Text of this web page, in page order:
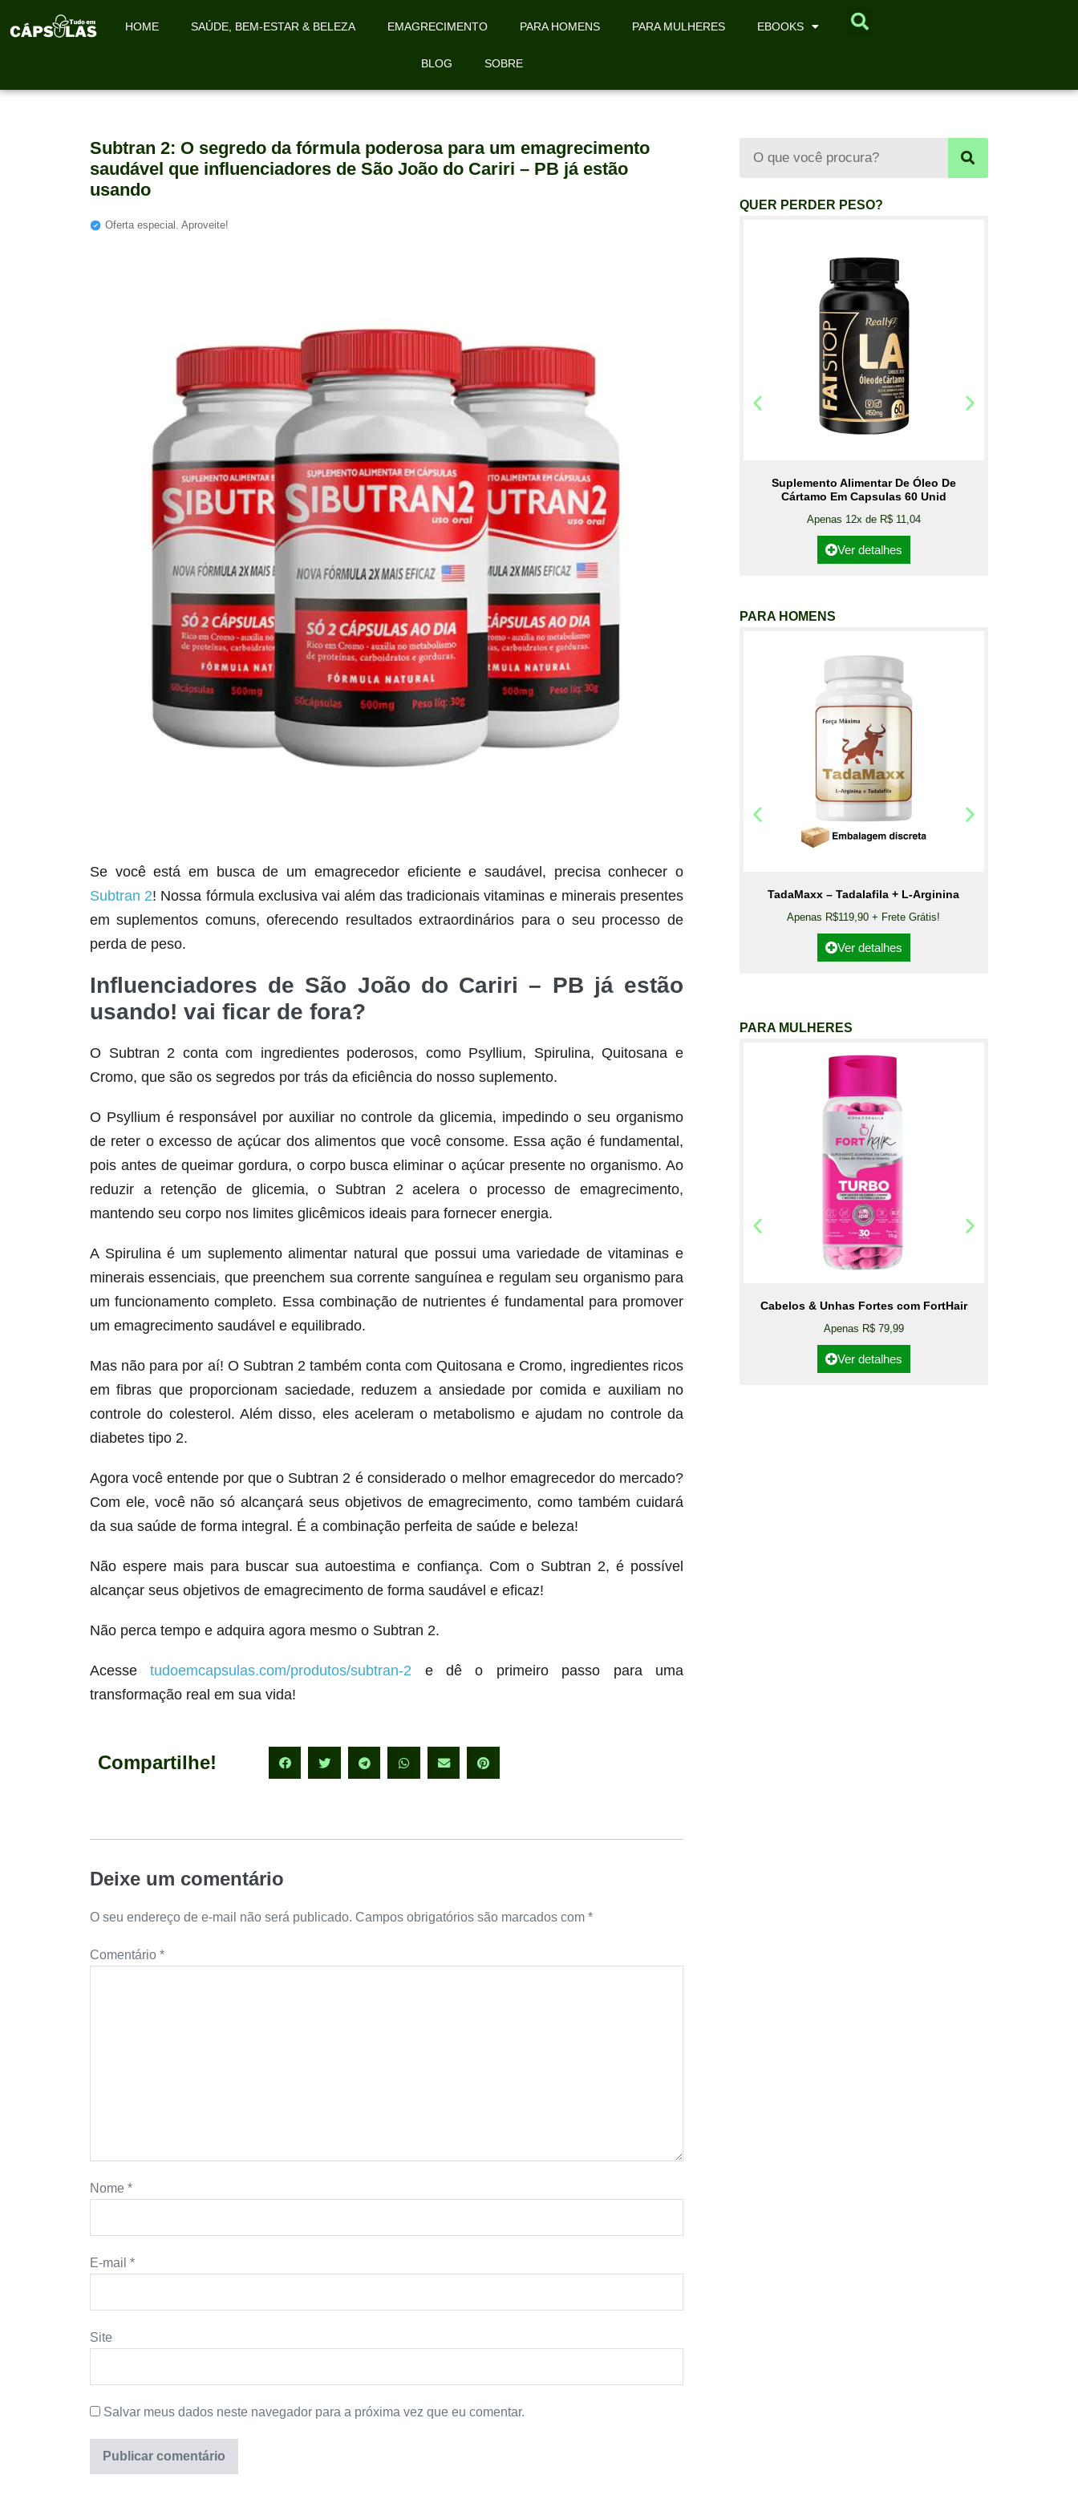
HOME SAÚDE, BEM-ESTAR & BELEZA EMAGRECIMENTO PARA HOMENS PARA MULHERES EBOOKS
BLOG SOBRE
Subtran 2: O segredo da fórmula poderosa para um emagrecimento
saudável que influenciadores de São João do Cariri – PB já estão
usando
Oferta especial. Aproveite!
Se você está em busca de um emagrecedor eficiente e saudável, precisa conhecer o
Subtran 2! Nossa fórmula exclusiva vai além das tradicionais vitaminas e minerais presentes
em suplementos comuns, oferecendo resultados extraordinários para o seu processo de
perda de peso.
Influenciadores de São João do Cariri – PB já estão
usando! vai ficar de fora?
O Subtran 2 conta com ingredientes poderosos, como Psyllium, Spirulina, Quitosana e
Cromo, que são os segredos por trás da eficiência do nosso suplemento.
O Psyllium é responsável por auxiliar no controle da glicemia, impedindo o seu organismo
de reter o excesso de açúcar dos alimentos que você consome. Essa ação é fundamental,
pois antes de queimar gordura, o corpo busca eliminar o açúcar presente no organismo. Ao
reduzir a retenção de glicemia, o Subtran 2 acelera o processo de emagrecimento,
mantendo seu corpo nos limites glicêmicos ideais para fornecer energia.
A Spirulina é um suplemento alimentar natural que possui uma variedade de vitaminas e
minerais essenciais, que preenchem sua corrente sanguínea e regulam seu organismo para
um funcionamento completo. Essa combinação de nutrientes é fundamental para promover
um emagrecimento saudável e equilibrado.
Mas não para por aí! O Subtran 2 também conta com Quitosana e Cromo, ingredientes ricos
em fibras que proporcionam saciedade, reduzem a ansiedade por comida e auxiliam no
controle do colesterol. Além disso, eles aceleram o metabolismo e ajudam no controle da
diabetes tipo 2.
Agora você entende por que o Subtran 2 é considerado o melhor emagrecedor do mercado?
Com ele, você não só alcançará seus objetivos de emagrecimento, como também cuidará
da sua saúde de forma integral. É a combinação perfeita de saúde e beleza!
Não espere mais para buscar sua autoestima e confiança. Com o Subtran 2, é possível
alcançar seus objetivos de emagrecimento de forma saudável e eficaz!
Não perca tempo e adquira agora mesmo o Subtran 2.
Acessetudoemcapsulas.com/produtos/subtran-2 e dê o primeiro passo para uma
transformação real em sua vida!
Compartilhe!
Deixe um comentário
O seu endereço de e-mail não será publicado. Campos obrigatórios são marcados com *
Comentário *
Nome *
E-mail *
Site
Salvar meus dados neste navegador para a próxima vez que eu comentar.
QUER PERDER PESO?
Seca Já Detox – O Fim da gordura
localizada
Apenas 12x de R$19,78
Ver detalhes
Suplemento Alimentar De Óleo De
Cártamo Em Capsulas 60 Unid
Apenas 12x de R$ 11,04
Ver detalhes
PARA HOMENS
Seca Já Detox – O Fim da gordura
localizada
Apenas 12x de R$19,78
TadaMaxx – Tadalafila + L-Arginina
Apenas R$119,90 + Frete Grátis!
Ver detalhes
PARA MULHERES
Melt Hair para cabelo, pele e unhas!
Ver detalhes
Cabelos & Unhas Fortes com FortHair
Apenas R$ 79,99
Ver detalhes